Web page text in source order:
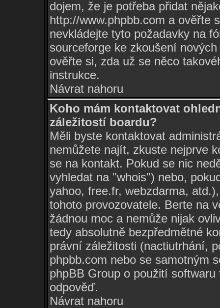
dojem, že je potřeba přidat
http://www.phpbb.com a ověřte
nevkládejte tyto požadavky na
sourceforge ke zkoušení
ověřte si, zda už se něco
instrukce.
Návrat nahoru
Koho mám kontaktovat
záležitostí boardu?
Měli byste kontaktovat
nemůžete najít, zkuste nejprve
se na kontakt. Pokud se nic
vyhledat na "whois") nebo,
yahoo, free.fr, webzdarma,
tohoto provozovatele. Berte na
žádnou moc a nemůže nijak
tedy absolutně bezpředmětné
právní záležitosti (nactiutrhání,
phpbb.com nebo se samotným
phpBB Group o použití
odpověď.
Návrat nahoru